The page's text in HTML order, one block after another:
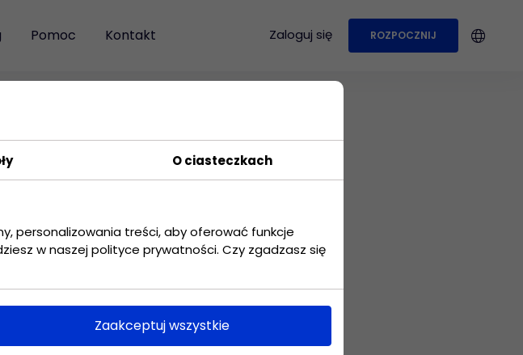
Wniosek urlopowy
do potwierdzania
Produkcja
Sprawdź jak
wykorzystać aplikację
projektu graficznego.
marketingowe
napiętych terminów.
Pomoc Kontakt Zaloguj się ROZPOCZNIJ
możesz swobodnie przetestować przez
z naszym specjalistą, aby uzyskać konto.
O ciasteczkach
personalizowania treści, aby oferować funkcje
w naszej polityce prywatności. Czy zgadzasz się
Zaakceptuj wszystkie